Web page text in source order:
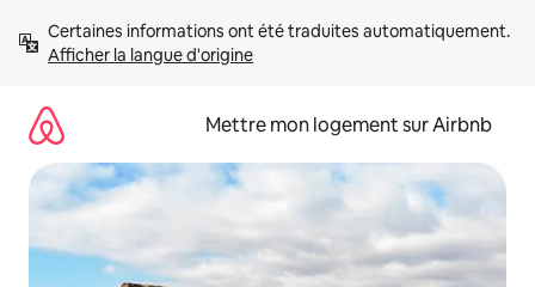
directement
Afficher la langue d'origine
Mettre mon logement sur Airbnb